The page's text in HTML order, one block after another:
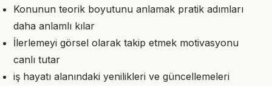
Konunun teorik boyutunu anlamak pratik adımları
daha anlamlı kılar
İlerlemeyi görsel olarak takip etmek motivasyonu
canlı tutar
iş hayatı alanındaki yenilikleri ve güncellemeleri